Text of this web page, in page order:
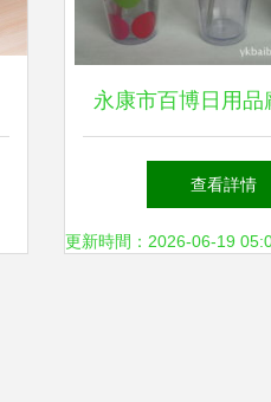
永康市百博日用品
料杯與廣告促銷杯
新選擇
查看詳情
更新時間：2026-06-19